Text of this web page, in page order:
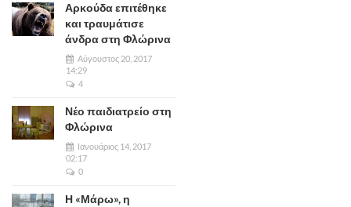
Αρκούδα επιτέθηκε
και τραυμάτισε
άνδρα στη Φλώρινα
Αύγουστος 20, 2017
14:29
4
Νέο παιδιατρείο στη
Φλώρινα
Ιανουάριος 14, 2017
02:17
0
Η «Μάρω», η